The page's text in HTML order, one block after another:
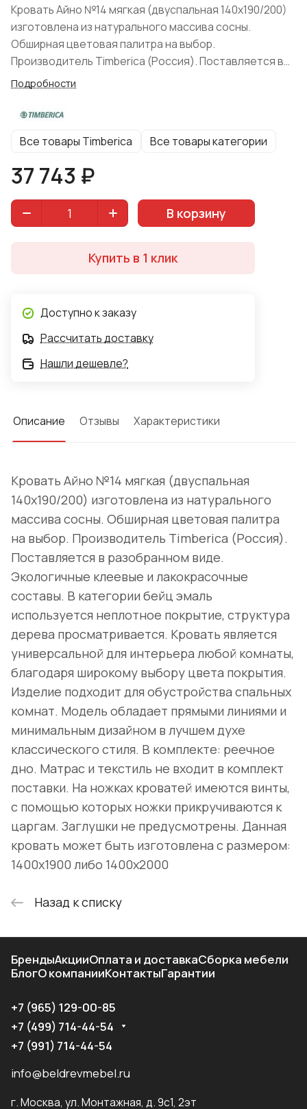
Кровать Айно №14 мягкая (двуспальная 140x190/200)
изготовлена из натурального массива сосны.
Обширная цветовая палитра на выбор.
Производитель Timberica (Россия). Поставляется в
разобранном виде. Экологичные клеевые и
используется неплотное покрытие, структура
Матрас и текстиль не входит в комплект поставки. На
ножках кроватей имеются винты, с помощью которых
ножки прикручиваются к царгам. Заглушки не
предусмотрены.
Подробности
Все товары Timberica Все товары категории
37 743 ₽
В корзину
Купить в 1 клик
Доступно к заказу
Рассчитать доставку
Нашли дешевле?
Описание Отзывы Характеристики
Кровать Айно №14 мягкая (двуспальная
140x190/200) изготовлена из натурального
массива сосны. Обширная цветовая палитра
на выбор. Производитель Timberica (Россия).
Поставляется в разобранном виде.
Экологичные клеевые и лакокрасочные
составы. В категории бейц эмаль
используется неплотное покрытие, структура
дерева просматривается. Кровать является
универсальной для интерьера любой комнаты,
благодаря широкому выбору цвета покрытия.
Изделие подходит для обустройства спальных
комнат. Модель обладает прямыми линиями и
минимальным дизайном в лучшем духе
классического стиля. В комплекте: реечное
дно. Матрас и текстиль не входит в комплект
поставки. На ножках кроватей имеются винты,
с помощью которых ножки прикручиваются к
царгам. Заглушки не предусмотрены. Данная
кровать может быть изготовлена с размером:
1400х1900 либо 1400х2000
Назад к списку
БрендыАкцииОплата и доставкаСборка мебели
БлогО компанииКонтактыГарантии
+7 (965) 129-00-85
+7 (499) 714-44-54
+7 (991) 714-44-54
info@beldrevmebel.ru
г. Москва, ул. Монтажная, д. 9с1, 2эт